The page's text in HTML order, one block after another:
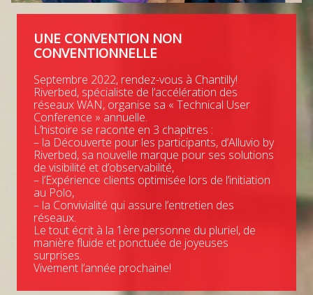
UNE CONVENTION NON
CONVENTIONNELLE
Septembre 2022, rendez-vous à Chantilly!
Riverbed, spécialiste de l’accélération des
réseaux WAN, organise sa « Technical User
Conference » annuelle.
L’histoire se raconte en 3 chapitres :
– la Découverte pour les participants, d’Alluvio by
Riverbed, sa nouvelle marque pour ses solutions
de visibilité et d’observabilité,
– l’Expérience clients optimisée lors de l’initiation
au Polo,
– la Convivialité qui assure l’entretien des
réseaux.
Le tout écrit à la 1ère personne du pluriel, de
manière fluide et ponctuée de joyeuses
surprises.
Vivement l’année prochaine!